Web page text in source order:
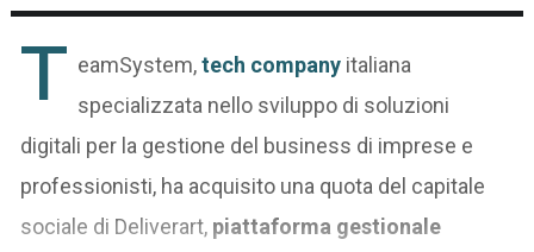
T eamSystem,tech company italiana
specializzata nello sviluppo di soluzioni
digitali per la gestione del business di imprese e
professionisti, ha acquisito una quota del capitale
sociale di Deliverart, piattaforma gestionale